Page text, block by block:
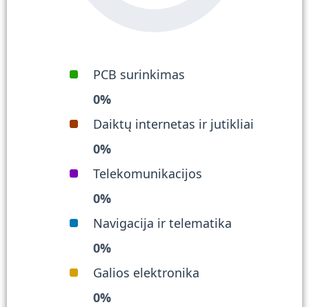
PCB surinkimas
0%
Daiktų internetas ir jutikliai
0%
Telekomunikacijos
0%
Navigacija ir telematika
0%
Galios elektronika
0%